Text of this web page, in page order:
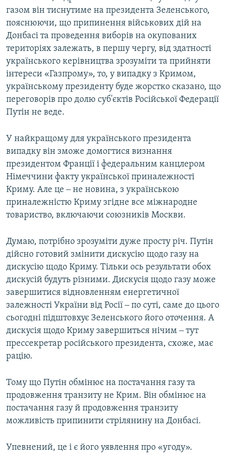
газом він тиснутиме на президента Зеленського,
пояснюючи, що припинення військових дій на
Донбасі та проведення виборів на окупованих
територіях залежать, в першу чергу, від здатності
українського керівництва зрозуміти та прийняти
інтереси «Газпрому», то, у випадку з Кримом,
українському президенту буде жорстко сказано, що
переговорів про долю суб'єктів Російської Федерації
Путін не веде.
У найкращому для українського президента
випадку він зможе домогтися визнання
президентом Франції і федеральним канцлером
Німеччини факту української приналежності
Криму. Але це ‒ не новина, з українською
приналежністю Криму згідне все міжнародне
товариство, включаючи союзників Москви.
Думаю, потрібно зрозуміти дуже просту річ. Путін
дійсно готовий змінити дискусію щодо газу на
дискусію щодо Криму. Тільки ось результати обох
дискусій будуть різними. Дискусія щодо газу може
завершитися відновленням енергетичної
залежності України від Росії ‒ по суті, саме до цього
сьогодні підштовхує Зеленського його оточення. А
дискусія щодо Криму завершиться нічим ‒ тут
прессекретар російського президента, схоже, має
рацію.
Тому що Путін обмінює на постачання газу та
продовження транзиту не Крим. Він обмінює на
постачання газу й продовження транзиту
можливість припинити стрілянину на Донбасі.
Упевнений, це і є його уявлення про «угоду».